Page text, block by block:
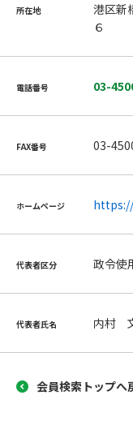
所在地
港区新
６
電話番号 03-
FAX番号 03-
ホームページ
代表者区分 政令使
代表者氏名 内村
会員検索トップへ